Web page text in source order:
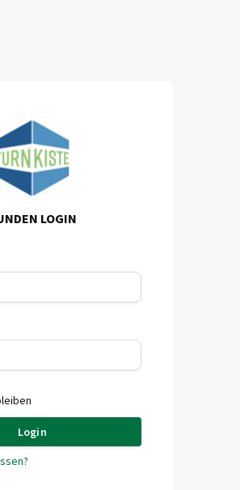
LOGIN
Login